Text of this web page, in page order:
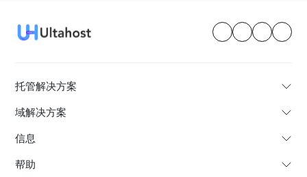
托管解决方案
域解决方案
信息
帮助